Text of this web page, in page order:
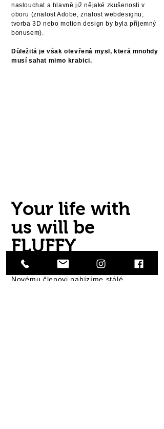
naslouchat a hlavně již nějaké zkušenosti v
oboru (znalost Adobe, znalost webdesignu;
tvorba 3D nebo motion design by byla příjemný
bonusem).
Důležitá je však otevřená mysl, která mnohdy
musí sahat mimo krabici.
Your life with
us will be
FLUFFY
Co nabízíme my
Novému členovi nabízíme stálé